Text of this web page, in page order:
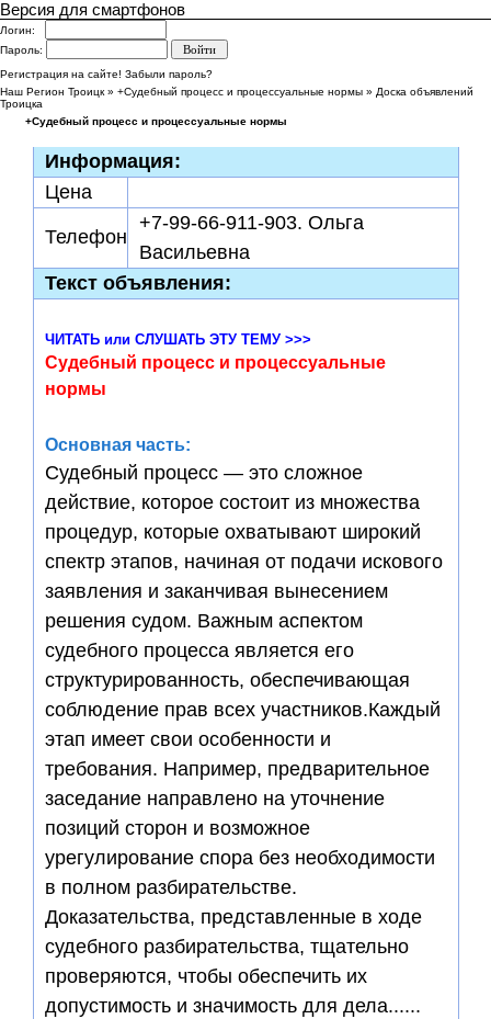
Версия для смартфонов
Логин:
Пароль:
Регистрация на сайте! Забыли пароль?
Наш Регион Троицк » +Судебный процесс и процессуальные нормы » Доска объявлений
Троицка
+Судебный процесс и процессуальные нормы
Информация:
Цена
Телефон
+7-99-66-911-903. Ольга
Васильевна
Текст объявления:
ЧИТАТЬ или СЛУШАТЬ ЭТУ ТЕМУ >>>
Судебный процесс и процессуальные
нормы
Основная часть:
Судебный процесс — это сложное
действие, которое состоит из множества
процедур, которые охватывают широкий
спектр этапов, начиная от подачи искового
заявления и заканчивая вынесением
решения судом. Важным аспектом
судебного процесса является его
структурированность, обеспечивающая
соблюдение прав всех участников.Каждый
этап имеет свои особенности и
требования. Например, предварительное
заседание направлено на уточнение
позиций сторон и возможное
урегулирование спора без необходимости
в полном разбирательстве.
Доказательства, представленные в ходе
судебного разбирательства, тщательно
проверяются, чтобы обеспечить их
допустимость и значимость для дела......